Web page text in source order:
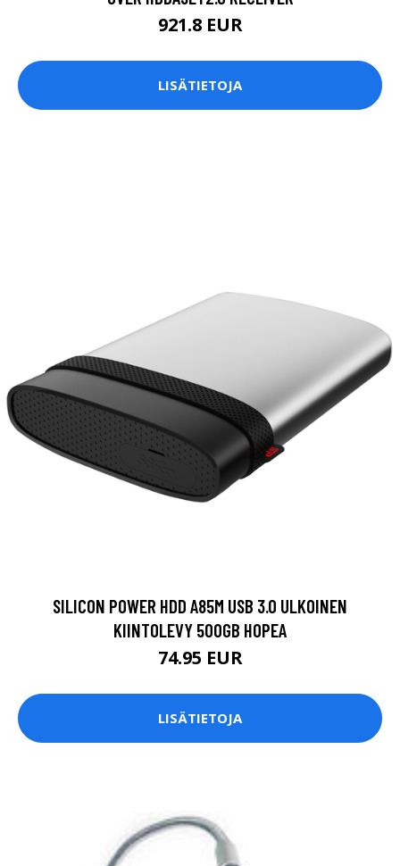
921.8 EUR
LISÄTIETOJA
SILICON POWER HDD A85M USB 3.0 ULKOINEN
KIINTOLEVY 500GB HOPEA
74.95 EUR
LISÄTIETOJA